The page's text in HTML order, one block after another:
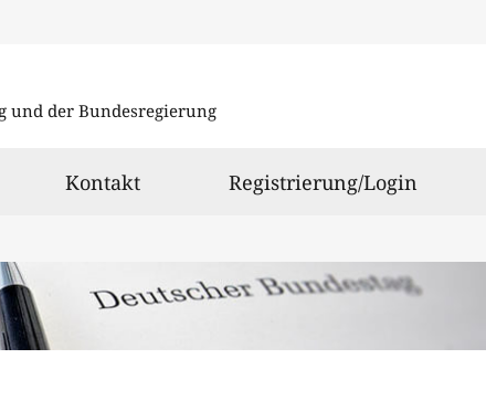
und der Bundesregierung
Kontakt Registrierung/Login